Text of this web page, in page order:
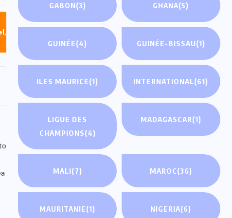
GABON(3) GHANA(5)
GUINÉE(4) GUINÉE-BISSAU(1)
ILES MAURICE(1) INTERNATIONAL (61)
LIGUE DES
CHAMPIONS(4)
MADAGASCAR(1)
MALI(7) MAROC(36)
MAURITANIE(1) NIGERIA(6)